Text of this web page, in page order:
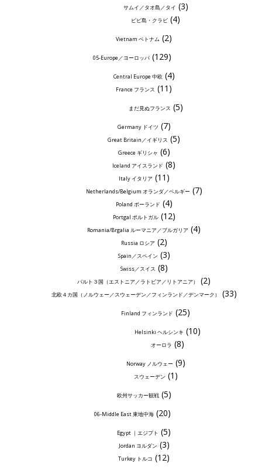
サムイ／タオ島／タイ (3)
ピピ島・クラビ (4)
Vietnam ベトナム (2)
05-Europe／ヨーロッパ (129)
Central Europe 中欧 (4)
France フランス (11)
まだ見ぬフランス (5)
Germany ドイツ (7)
Great Britain／イギリス (5)
Greece ギリシャ (6)
Iceland アイスランド (8)
Italy イタリア(11)
Netherlands/Belgium オランダ／ベルギー(7)
Poland ポーランド (4)
Portgal ポルトガル(12)
Romania/Brgalia ルーマニア／ブルガリア (4)
Russia ロシア(2)
Spain／スペイン (3)
Swiss／スイス (8)
バルト３国（エストニア／ラトビア／リトアニア） (2)
北欧４カ国（ノルウェー／スウェーデン／フィンランド／デンマーク） (33)
Finland フィンランド (25)
Helsinki ヘルシンキ (10)
オーロラ (8)
Norway ノルウェー(9)
スウェーデン (1)
欧州サッカー観戦(5)
06-Middle East 東地中海(20)
Egypt ｜エジプト (5)
Jordan ヨルダン (3)
Turkey トルコ (12)